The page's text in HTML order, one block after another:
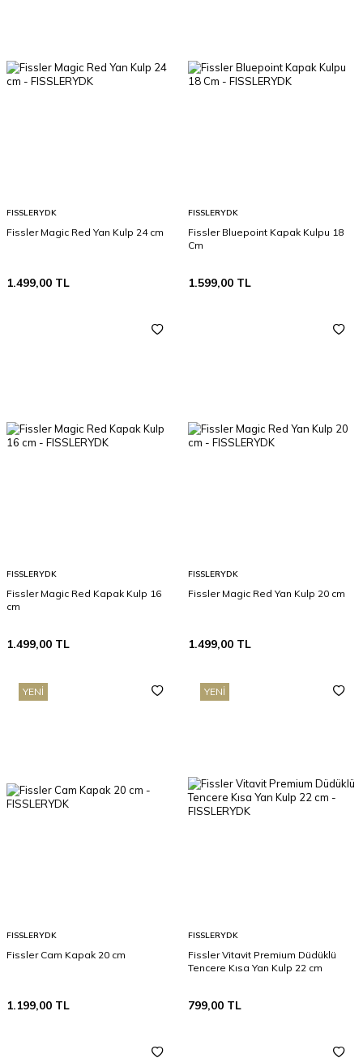
FISSLERYDK
Fissler Magic Red Yan Kulp 24 cm
1.499,00 TL
FISSLERYDK
Fissler Bluepoint Kapak Kulpu 18
Cm
1.599,00 TL
FISSLERYDK
Fissler Magic Red Kapak Kulp 16
cm
1.499,00 TL
FISSLERYDK
Fissler Magic Red Yan Kulp 20 cm
1.499,00 TL
YENI
FISSLERYDK
Fissler Cam Kapak 20 cm
1.199,00 TL
YENI
FISSLERYDK
Fissler Vitavit Premium Düdüklü
Tencere Kısa Yan Kulp 22 cm
799,00 TL